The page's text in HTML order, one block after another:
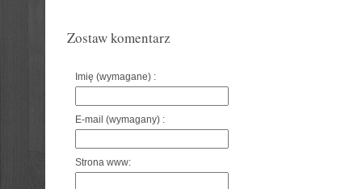
Zostaw komentarz
Imię (wymagane) :
E-mail (wymagany) :
Strona www: